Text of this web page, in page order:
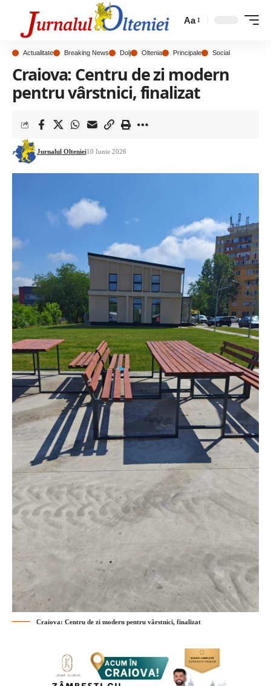
Aa
Actualitate Breaking News Dolj Oltenia Principale Social
Craiova: Centru de zi modern
pentru vârstnici, finalizat
Jurnalul Olteniei10 Iunie 2026
Craiova: Centru de zi modern pentru vârstnici, finalizat